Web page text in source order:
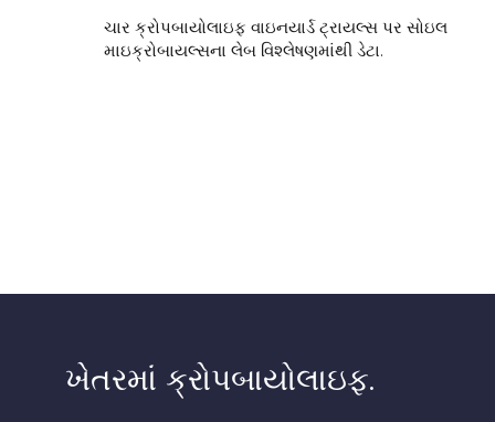
ચાર ક્રોપબાયોલાઇફ વાઇનયાર્ડ ટ્રાયલ્સ પર સોઇલ
માઇક્રોબાયલ્સના લેબ વિશ્લેષણમાંથી ડેટા.
ખેતરમાં ક્રોપબાયોલાઇફ.